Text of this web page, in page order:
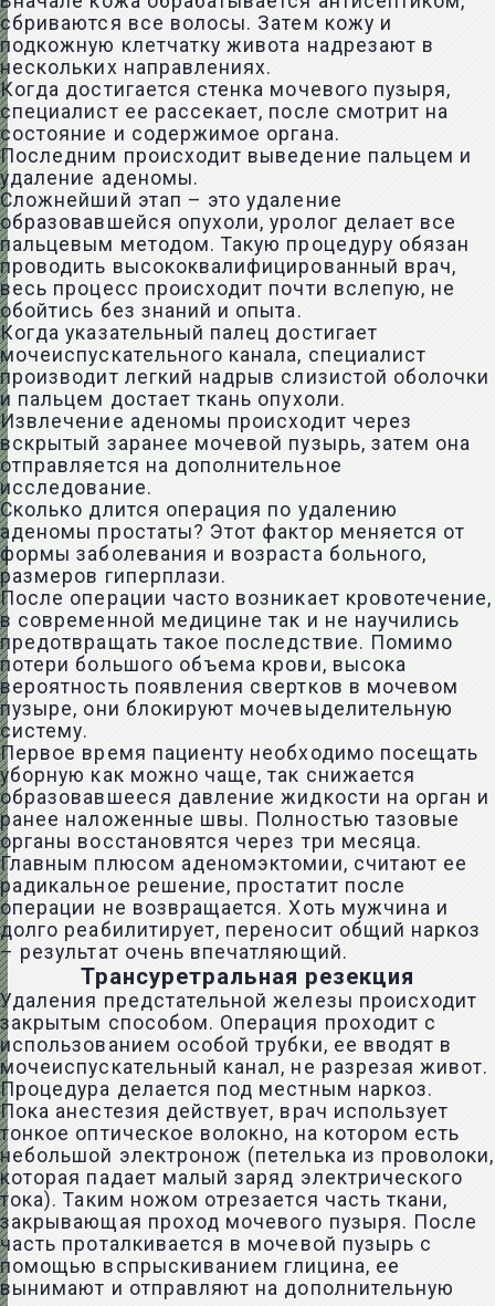
сбриваются все волосы. Затем кожу и
подкожную клетчатку живота надрезают в
нескольких направлениях.
Когда достигается стенка мочевого пузыря,
специалист ее рассекает, после смотрит на
состояние и содержимое органа.
Последним происходит выведение пальцем и
удаление аденомы.
Сложнейший этап – это удаление
образовавшейся опухоли, уролог делает все
пальцевым методом. Такую процедуру обязан
проводить высококвалифицированный врач,
весь процесс происходит почти вслепую, не
обойтись без знаний и опыта.
Когда указательный палец достигает
мочеиспускательного канала, специалист
производит легкий надрыв слизистой оболочки
и пальцем достает ткань опухоли.
Извлечение аденомы происходит через
вскрытый заранее мочевой пузырь, затем она
отправляется на дополнительное
исследование.
Сколько длится операция по удалению
аденомы простаты? Этот фактор меняется от
формы заболевания и возраста больного,
размеров гиперплази.
После операции часто возникает кровотечение,
в современной медицине так и не научились
предотвращать такое последствие. Помимо
потери большого объема крови, высока
вероятность появления свертков в мочевом
пузыре, они блокируют мочевыделительную
систему.
Первое время пациенту необходимо посещать
уборную как можно чаще, так снижается
образовавшееся давление жидкости на орган и
ранее наложенные швы. Полностью тазовые
органы восстановятся через три месяца.
Главным плюсом аденомэктомии, считают ее
радикальное решение, простатит после
операции не возвращается. Хоть мужчина и
долго реабилитирует, переносит общий наркоз
– результат очень впечатляющий.
Трансуретральная резекция
Удаления предстательной железы происходит
закрытым способом. Операция проходит с
использованием особой трубки, ее вводят в
мочеиспускательный канал, не разрезая живот.
Процедура делается под местным наркоз.
Пока анестезия действует, врач использует
тонкое оптическое волокно, на котором есть
небольшой электронож (петелька из проволоки,
которая падает малый заряд электрического
тока). Таким ножом отрезается часть ткани,
закрывающая проход мочевого пузыря. После
часть проталкивается в мочевой пузырь с
помощью вспрыскиванием глицина, ее
вынимают и отправляют на дополнительную